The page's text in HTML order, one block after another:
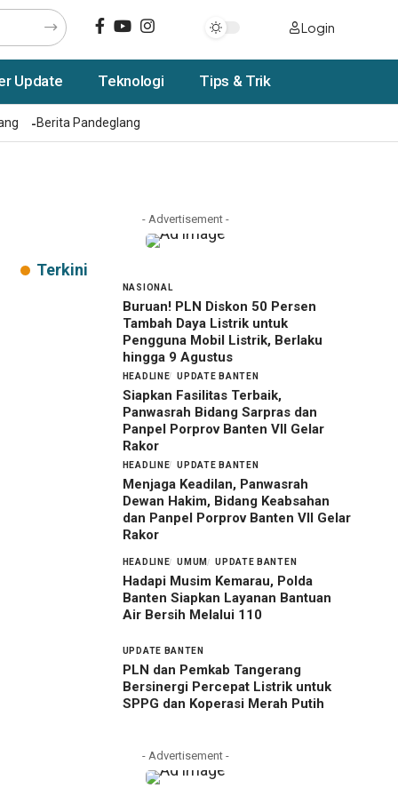
Login
Update Teknologi Tips & Trik
Berita Pandeglang
- Advertisement -
Terkini
NASIONAL
Buruan! PLN Diskon 50 Persen
Tambah Daya Listrik untuk
Pengguna Mobil Listrik, Berlaku
hingga 9 Agustus
HEADLINE UPDATE BANTEN
Siapkan Fasilitas Terbaik,
Panwasrah Bidang Sarpras dan
Panpel Porprov Banten VII Gelar
Rakor
HEADLINE UPDATE BANTEN
Menjaga Keadilan, Panwasrah
Dewan Hakim, Bidang Keabsahan
dan Panpel Porprov Banten VII Gelar
Rakor
HEADLINE UMUM UPDATE BANTEN
Hadapi Musim Kemarau, Polda
Banten Siapkan Layanan Bantuan
Air Bersih Melalui 110
UPDATE BANTEN
PLN dan Pemkab Tangerang
Bersinergi Percepat Listrik untuk
SPPG dan Koperasi Merah Putih
- Advertisement -